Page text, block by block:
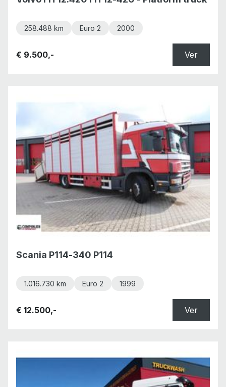
258.488 km Euro 2 2000
€ 9.500,- Ver
Scania P114-340 P114
1.016.730 km Euro 2 1999
€ 12.500,- Ver